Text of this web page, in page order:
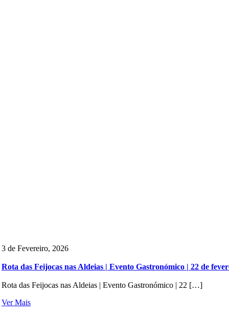
3 de Fevereiro, 2026
Rota das Feijocas nas Aldeias | Evento Gastronómico | 22 de
Rota das Feijocas nas Aldeias | Evento Gastronómico | 22 […]
Ver Mais